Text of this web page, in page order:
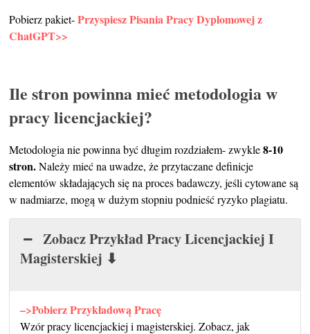
Pobierz pakiet-Przyspiesz Pisania Pracy Dyplomowej z
ChatGPT>>
Ile stron powinna mieć metodologia w
pracy licencjackiej?
Metodologia nie powinna być długim rozdziałem- zwykle8-10
stron.Należy mieć na uwadze, że przytaczane definicje
elementów składających się na proces badawczy, jeśli cytowane są
w nadmiarze, mogą w dużym stopniu podnieść ryzyko plagiatu.
Zobacz Przykład Pracy Licencjackiej I
Magisterskiej ⬇
–>Pobierz Przykładową Pracę
Wzór pracy licencjackiej i magisterskiej. Zobacz, jak